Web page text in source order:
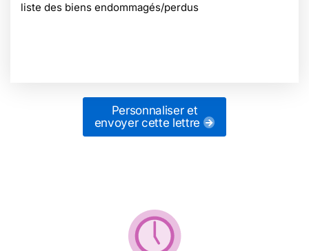
liste des biens endommagés/perdus
Personnaliser et
envoyer cette lettre